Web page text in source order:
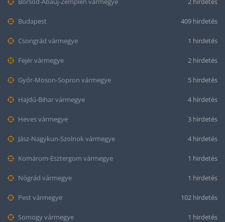
Budapest 409 hirdetés
Csongrád vármegye 1 hirdetés
Fejér vármegye 2 hirdetés
Győr-Moson-Sopron vármegye 5 hirdetés
Hajdú-Bihar vármegye 4 hirdetés
Heves vármegye 3 hirdetés
Jász-Nagykun-Szolnok vármegye 4 hirdetés
Komárom-Esztergom vármegye 1 hirdetés
Nógrád vármegye 1 hirdetés
Pest vármegye 102 hirdetés
Somogy vármegye 1 hirdetés